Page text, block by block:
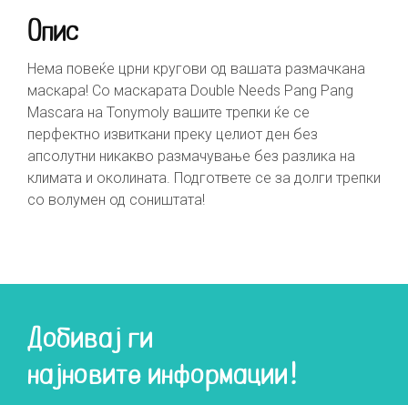
Опис
Нема повеќе црни кругови од вашата размачкана
маскара! Со маскарата Double Needs Pang Pang
Mascara на Tonymoly вашите трепки ќе се
перфектно извиткани преку целиот ден без
апсолутни никакво размачување без разлика на
климата и околината. Подгответе се за долги трепки
со волумен од соништата!
Добивај ги
најновите информации!